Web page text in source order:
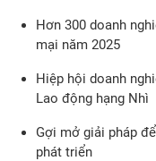
Hơn 300 doanh
mại năm 2025
Hiệp hội doanh
Lao động hạng Nhì
Gợi mở giải pháp
phát triển